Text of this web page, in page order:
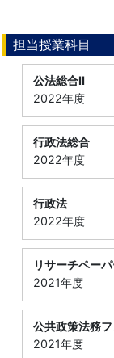
担当授業科目
公法総合Ⅱ
2022年度
行政法総合
2022年度
行政法
2022年度
リサーチペー
2021年度
公共政策法務
2021年度